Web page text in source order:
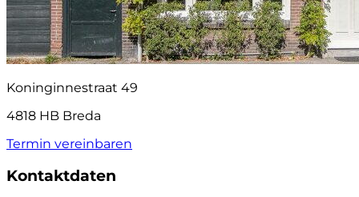
Koninginnestraat 49
4818 HB Breda
Termin vereinbaren
Kontaktdaten